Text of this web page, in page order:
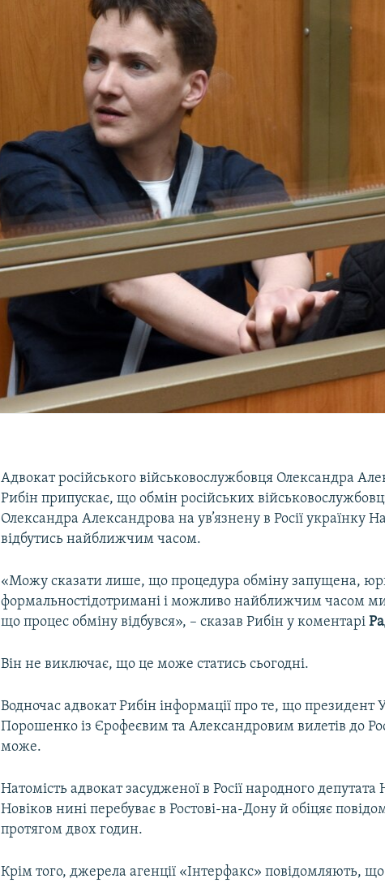
Адвокат російського військовослужбовця Олександра
Рибін припускає, що обмін російських
Олександра Александрова на ув’язнену в Росії українку
відбутись найближчим часом.
«Можу сказати лише, що процедура обміну запущена,
формальностідотримані і можливо найближчим часом ми
що процес обміну відбувся», – сказав Рибін у коментарі
Він не виключає, що це може статись сьогодні.
Водночас адвокат Рибін інформації про те, що президент
Порошенко із Єрофеєвим та Александровим вилетів до
може.
Натомість адвокат засудженої в Росії народного депутата
Новіков нині перебуває в Ростові-на-Дону й обіцяє
протягом двох годин.
Крім того, джерела агенції «Інтерфакс» повідомляють,